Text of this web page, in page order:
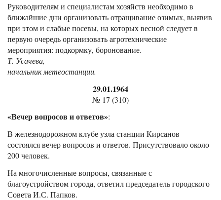
Руководителям и специалистам хозяйств необходимо в
ближайшие дни организовать отращивание озимых, выявив
при этом и слабые посевы, на которых весной следует в
первую очередь организовать агротехнические
мероприятия: подкормку, боронование.
Т. Усачева,
начальник метеостанции.
29.01.1964
№ 17 (310)
«Вечер вопросов и ответов»:
В железнодорожном клубе узла станции Кирсанов
состоялся вечер вопросов и ответов. Присутствовало около
200 человек.
На многочисленные вопросы, связанные с
благоустройством города, ответил председатель городского
Совета И.С. Папков.